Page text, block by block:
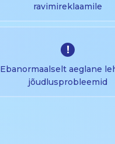
ravimireklaamile
!
Ebanormaalselt aeglane
jõudlusprobleemid